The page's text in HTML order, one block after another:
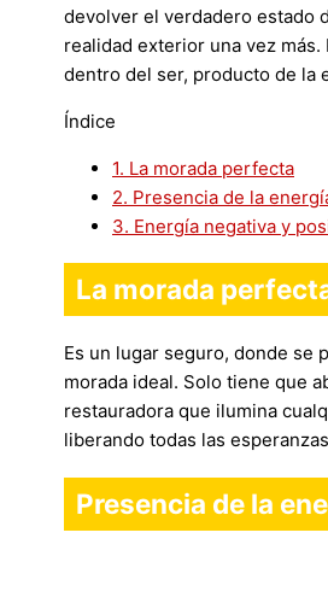
devolver el verdadero estado
realidad exterior una vez
dentro del ser, producto de la
Índice
1. La morada perfecta
2. Presencia de la
3. Energía negativa y
La morada
Es un lugar seguro, donde se
morada ideal. Solo tiene que
restauradora que ilumina
liberando todas las
Presencia de la